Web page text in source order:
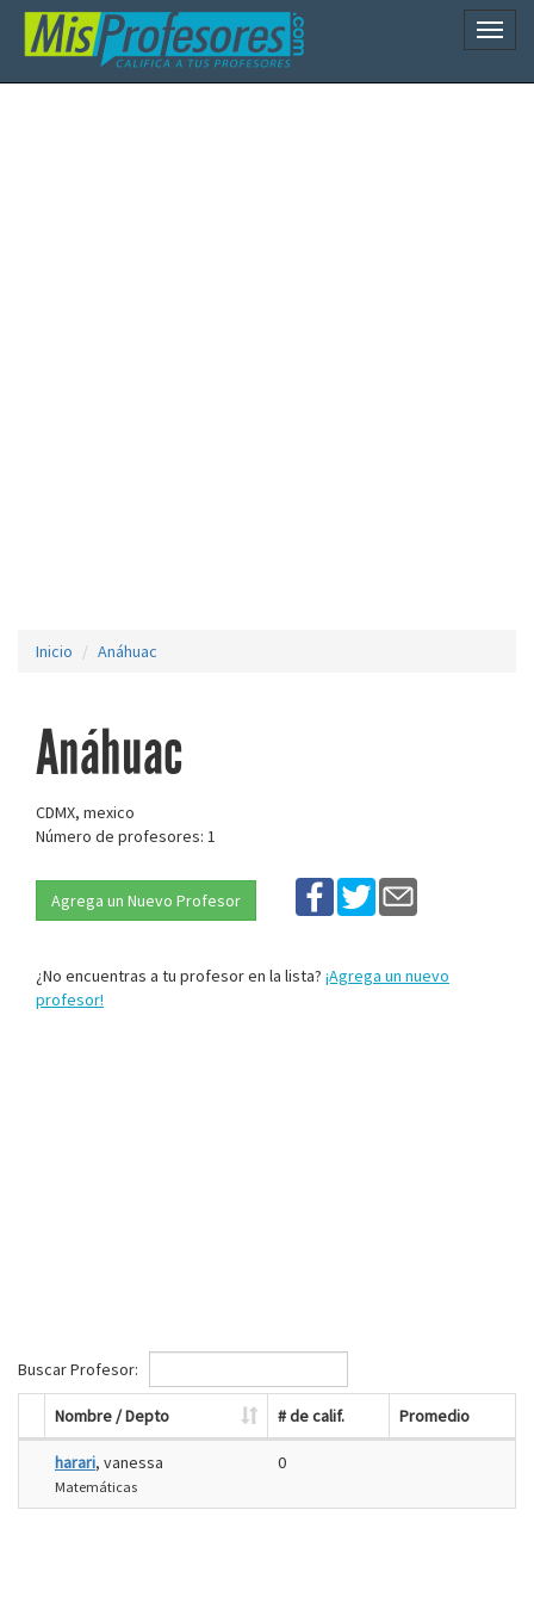
Inicio Anáhuac
Anáhuac
CDMX, mexico
Número de profesores: 1
Agrega un Nuevo Profesor
¿No encuentras a tu profesor en la lista? ¡Agrega un nuevo
profesor!
Buscar Profesor:
Nombre / Depto # de calif. Promedio
harari, vanessa
Matemáticas
0